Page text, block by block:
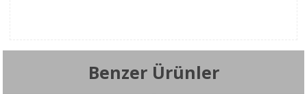
Benzer Ürünler